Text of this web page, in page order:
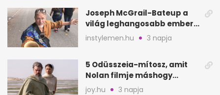
Joseph McGrail-Bateup a
világ leghangosabb embere
lett Ausztráliából
instylemen.hu 3 napja
5 Odüsszeia-mítosz, amit
Nolan filmje máshogy
mutat, mint Homérosz
joy.hu 3 napja